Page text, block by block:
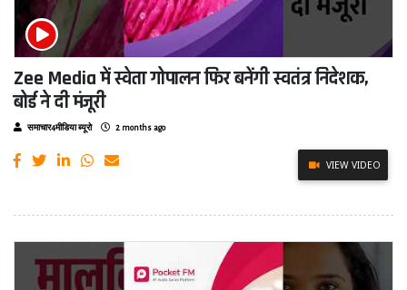
Zee Media में स्वेता गोपालन फिर बनेंगी स्वतंत्र निदेशक,
बोर्ड ने दी मंजूरी
समाचार4मीडिया ब्यूरो 2 months ago
VIEW VIDEO